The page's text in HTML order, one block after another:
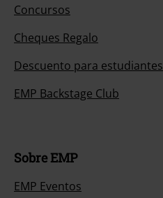
Concursos
Cheques Regalo
Descuento para estudiantes
EMP Backstage Club
Sobre EMP
EMP Eventos